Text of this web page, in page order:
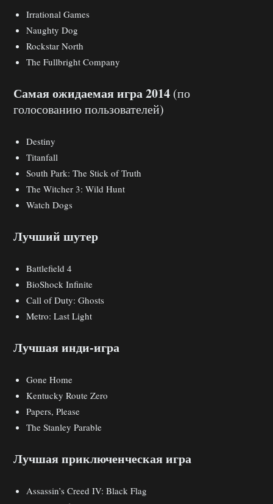
Irrational Games
Naughty Dog
Rockstar North
The Fullbright Company
Самая ожидаемая игра 2014 (по
голосованию пользователей)
Destiny
Titanfall
South Park: The Stick of Truth
The Witcher 3: Wild Hunt
Watch Dogs
Лучший шутер
Battlefield 4
BioShock Infinite
Call of Duty: Ghosts
Metro: Last Light
Лучшая инди-игра
Gone Home
Kentucky Route Zero
Papers, Please
The Stanley Parable
Лучшая приключенческая игра
Assassin’s Creed IV: Black Flag